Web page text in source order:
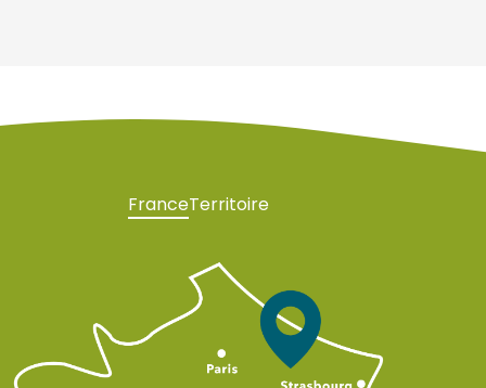
FranceTerritoire